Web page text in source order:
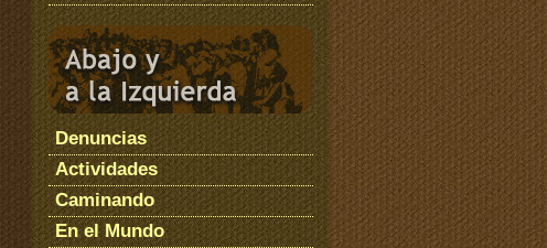
Denuncias
Actividades
Caminando
En el Mundo